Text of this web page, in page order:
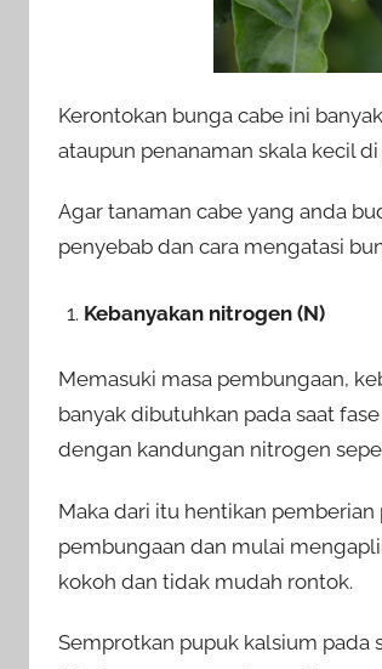
Kerontokan bunga cabe ini
ataupun penanaman skala kecil
Agar tanaman cabe yang anda
penyebab dan cara mengatasi
Kebanyakan nitrogen (N)
Memasuki masa pembungaan,
banyak dibutuhkan pada saat
dengan kandungan nitrogen
Maka dari itu hentikan
pembungaan dan mulai
kokoh dan tidak mudah rontok.
Semprotkan pupuk kalsium pada